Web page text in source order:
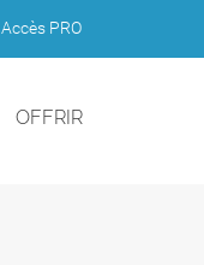
Accès PRO
OFFRIR